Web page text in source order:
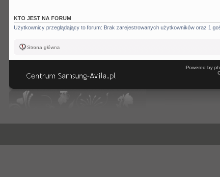
KTO JEST NA FORUM
Użytkownicy przeglądający to forum: Brak zarejestrowanych użytkowników oraz 1
Strona główna
Powered by